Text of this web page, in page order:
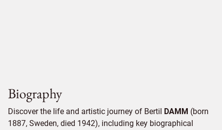
Biography
Discover the life and artistic journey of Bertil DAMM (born
1887, Sweden, died 1942), including key biographical